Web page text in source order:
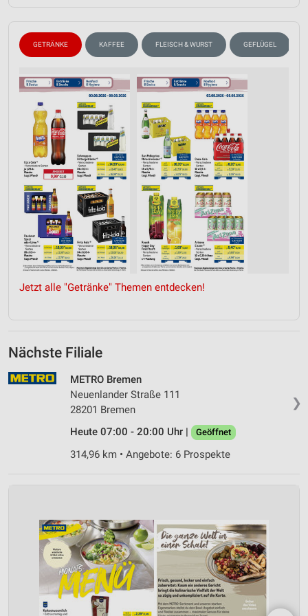
GETRÄNKE KAFFEE FLEISCH & WURST GEFLÜGEL
Jetzt alle "Getränke" Themen entdecken!
Nächste Filiale
❯
METRO Bremen
Neuenlander Straße 111
28201 Bremen
Heute 07:00 - 20:00 Uhr |
Geöffnet
314,96 km • Angebote: 6 Prospekte
Analyse von Zielgruppen durch Statistiken oder
Entwicklung und Verbesserung der Angebote
Verwendung reduzierter Daten zur Auswahl von
Inhalten
IAB-Besonderheiten:
Verwendung genauer Standortdaten
Geräte anhand von aktiv angeforderten
Informationen identifizieren
Nicht-IAB-Verarbeitungszwecke:
Notwendig
Werbung